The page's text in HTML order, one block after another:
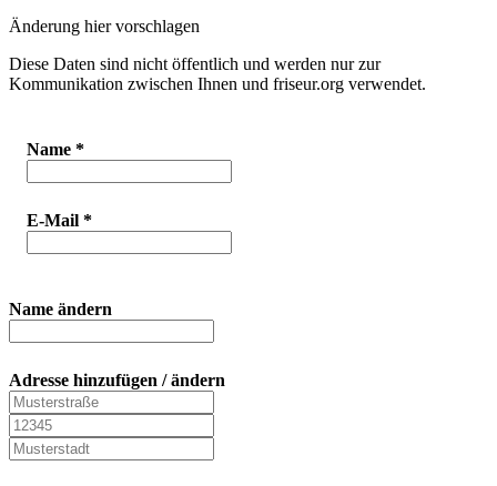
Änderung hier vorschlagen
Diese Daten sind nicht öffentlich und werden nur zur
Kommunikation zwischen Ihnen und friseur.org verwendet.
Name *
E-Mail *
Name ändern
Adresse hinzufügen / ändern